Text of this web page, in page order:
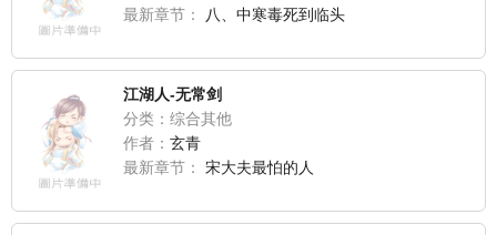
最新章节：
八、中寒毒死到临头
江湖人-无常剑
分类：综合其他
作者： 玄青
最新章节：
宋大夫最怕的人